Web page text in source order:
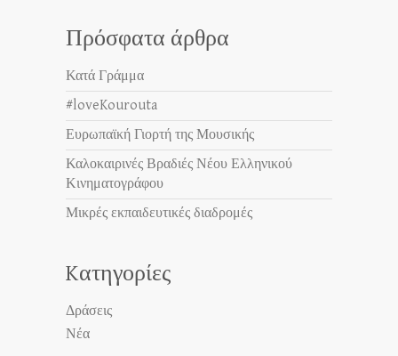
Πρόσφατα άρθρα
Κατά Γράμμα
#loveKourouta
Ευρωπαϊκή Γιορτή της Μουσικής
Καλοκαιρινές Βραδιές Νέου Ελληνικού
Κινηματογράφου
Μικρές εκπαιδευτικές διαδρομές
Kατηγορίες
Δράσεις
Νέα